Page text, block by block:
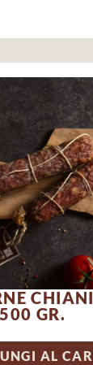
GR.
AL